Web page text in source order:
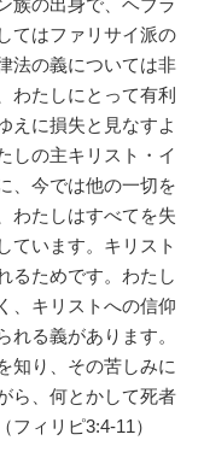
族の出身で、ヘブラ
てはファリサイ派の
法の義については非
わたしにとって有利
えに損失と見なすよ
しの主キリスト・イ
、今では他の一切を
わたしはすべてを失
ています。キリスト
るためです。わたし
、キリストへの信仰
る義があります。
知り、その苦しみに
ら、何とかして死者
ィリピ3:4-11）